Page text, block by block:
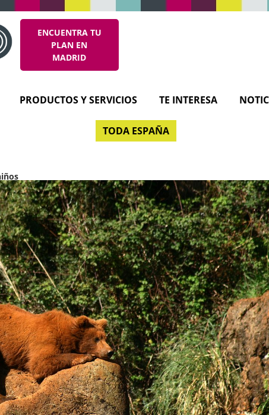
ENCUENTRA TU
PLAN EN
MADRID
PRODUCTOS Y SERVICIOS TE INTERESA
TODA ESPAÑA